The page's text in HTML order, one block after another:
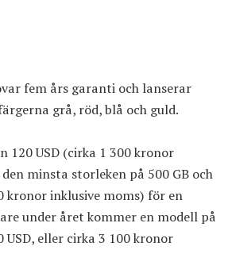
fem års garanti och lanserar
grå, röd, blå och guld.
120 USD (cirka 1 300 kronor
minsta storleken på 500 GB och
kronor inklusive moms) för en
under året kommer en modell på
USD, eller cirka 3 100 kronor